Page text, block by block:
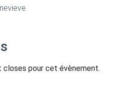
closes pour cet évènement.